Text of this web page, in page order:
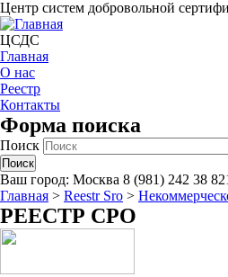
Центр систем добровольной
ЦСДС
Главная
О нас
Реестр
Контакты
Форма поиска
Поиск
Ваш город: Москва 8 (981) 242 38 82
Главная > Reestr Sro >
РЕЕСТР СРО